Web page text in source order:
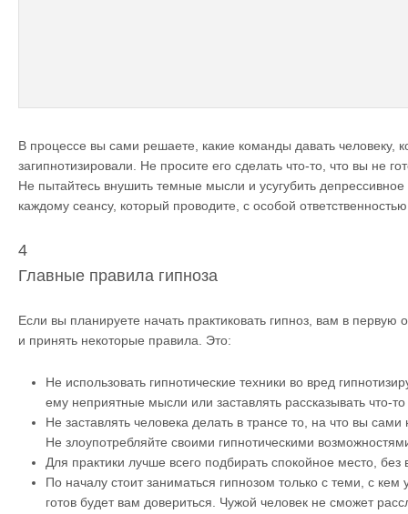
В процессе вы сами решаете, какие команды давать человеку,
загипнотизировали. Не просите его сделать что-то, что вы не
Не пытайтесь внушить темные мысли и усугубить
каждому сеансу, который проводите, с особой
4
Главные правила гипноза
Если вы планируете начать практиковать гипноз, вам в первую
и принять некоторые правила. Это:
Не использовать гипнотические техники во вред
ему неприятные мысли или заставлять рассказывать что-
Не заставлять человека делать в трансе то, на что вы
Не злоупотребляйте своими гипнотическими
Для практики лучше всего подбирать спокойное место,
По началу стоит заниматься гипнозом только с теми, с кем
готов будет вам довериться. Чужой человек не сможет